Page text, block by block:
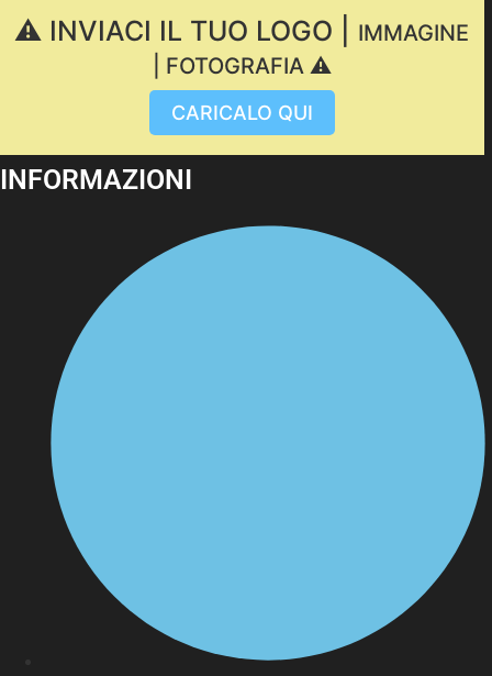
⚠️ INVIACI IL TUO LOGO |
IMMAGINE
| FOTOGRAFIA ⚠️
CARICALO QUI
INFORMAZIONI